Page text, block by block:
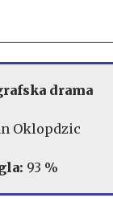
drama
Oklopdzic
93 %